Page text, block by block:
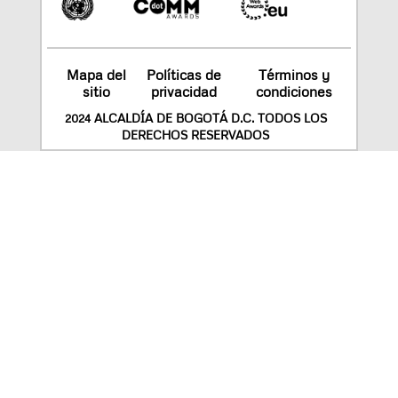
Mapa del
sitio
Políticas de
privacidad
Términos y
condiciones
2024 ALCALDÍA DE BOGOTÁ D.C. TODOS LOS
DERECHOS RESERVADOS